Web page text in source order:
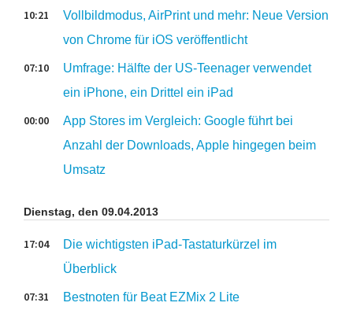
Vollbildmodus, AirPrint und mehr: Neue Version
von Chrome für iOS veröffentlicht
10:21
Umfrage: Hälfte der US-Teenager verwendet
ein iPhone, ein Drittel ein iPad
07:10
App Stores im Vergleich: Google führt bei
Anzahl der Downloads, Apple hingegen beim
Umsatz
00:00
Dienstag, den 09.04.2013
Die wichtigsten iPad-Tastaturkürzel im
Überblick
17:04
Bestnoten für Beat EZMix 2 Lite
07:31